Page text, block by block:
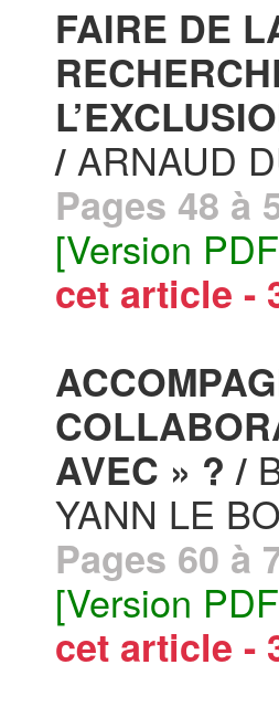
FAIRE DE
/ ARNAUD
Pages 48 à
[Version
cet article -
AVEC » ? /
YANN LE
Pages 60 à
[Version
cet article -